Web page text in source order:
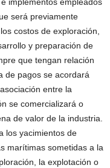
será previamente
costos de exploración,
y preparación de
que tengan relación
de pagos se acordará
entre la
se comercializará o
de valor de la industria.
los yacimientos de
marítimas sometidas a la
la explotación o